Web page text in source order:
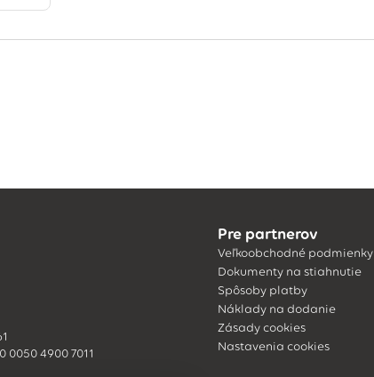
0050 4900 7011
Pre partnerov
Veľkoobchodné podmienky
Dokumenty na stiahnutie
Spôsoby platby
Náklady na dodanie
Zásady cookies
Nastavenia cookies